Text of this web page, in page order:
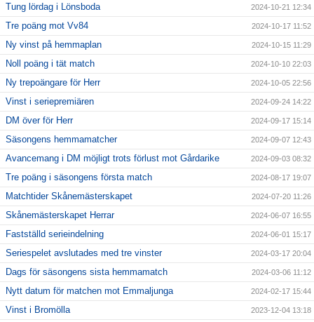
Tung lördag i Lönsboda 2024-10-21 12:34
Tre poäng mot Vv84 2024-10-17 11:52
Ny vinst på hemmaplan 2024-10-15 11:29
Noll poäng i tät match 2024-10-10 22:03
Ny trepoängare för Herr 2024-10-05 22:56
Vinst i seriepremiären 2024-09-24 14:22
DM över för Herr 2024-09-17 15:14
Säsongens hemmamatcher 2024-09-07 12:43
Avancemang i DM möjligt trots förlust mot Gårdarike 2024-09-03 08:32
Tre poäng i säsongens första match 2024-08-17 19:07
Matchtider Skånemästerskapet 2024-07-20 11:26
Skånemästerskapet Herrar 2024-06-07 16:55
Fastställd serieindelning 2024-06-01 15:17
Seriespelet avslutades med tre vinster 2024-03-17 20:04
Dags för säsongens sista hemmamatch 2024-03-06 11:12
Nytt datum för matchen mot Emmaljunga 2024-02-17 15:44
Vinst i Bromölla 2023-12-04 13:18